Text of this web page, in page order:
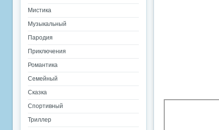
Мистика
Музыкальный
Пародия
Приключения
Романтика
Семейный
Сказка
Спортивный
Триллер